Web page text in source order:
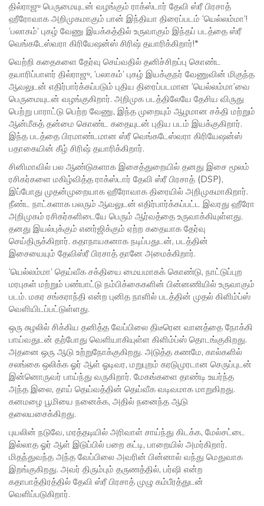
தில்ராஜு பெருமையுடன் வழங்கும் ராக்ஸ்டார் தேவி ஸ்ரீ பிரசாத்
ஹீரோவாக அறிமுகமாகும் பான் இந்தியா திரைப்படம் ‘யெல்லம்மா’!
‘பலாகம்’ புகழ் வேணு இயக்கத்தில் உருவாகும் இந்தப் படத்தை ஸ்ரீ
வெங்கடேஸ்வரா கிரியேஷன்ஸ் சிரிஷ் தயாரிக்கிறார்!*
வெற்றி கதைகளை தேர்வு செய்வதில் தனிச்சிறப்பு கொண்ட
தயாரிப்பாளர் தில்ராஜு, ‘பலாகம்’ புகழ் இயக்குநர் வேணுவின் மிகுந்த
ஆவலுடன் எதிர்பார்க்கப்படும் புதிய திரைப்படமான ‘யெல்லம்மா’வை
பெருமையுடன் வழங்குகிறார். அறிமுக படத்திலேயே தேசிய விருது
பெற்று பாராட்டு பெற்ற வேணு, இந்த முறையும் ஆழமான சக்தி மற்றும்
ஆன்மீகத் தன்மை கொண்ட கதையுடன் புதிய படம் இயக்குகிறார்.
இந்த படத்தை பிரமாண்டமான ஸ்ரீ வெங்கடேஸ்வரா கிரியேஷன்ஸ்
பதாகையின் கீழ் சிரிஷ் தயாரிக்கிறார்.
சினிமாவில் பல ஆண்டுகளாக இசைத்துறையில் தனது இசை மூலம்
ரசிகர்களை மகிழ்வித்த ராக்ஸ்டார் தேவி ஸ்ரீ பிரசாத் (DSP),
இப்போது முதன்முறையாக ஹீரோவாக திரையில் அறிமுகமாகிறார்.
நீண்ட நாட்களாக பலரும் ஆவலுடன் எதிர்பார்க்கப்பட்ட இவரது ஹீரோ
அறிமுகம் ரசிகர்களிடையே பெரும் ஆர்வத்தை உருவாக்கியுள்ளது.
தனது இயல்புக்கும் எனர்ஜிக்கும் ஏற்ற கதையாக தேர்வு
செய்திருக்கிறார். கதாநாயகனாக நடிப்பதுடன், படத்தின்
இசையையும் தேவிஸ்ரீ பிரசாத் தானே அமைக்கிறார்.
‘யெல்லம்மா’ தெய்வீக சக்தியை மையமாகக் கொண்டு, நாட்டுப்புற
மரபுகள் மற்றும் பண்பாட்டு நம்பிக்கைகளின் பின்னணியில் உருவாகும்
படம். மகர சங்கராந்தி என்ற புனித நாளில் படத்தின் முதல் கிளிம்ப்ஸ்
வெளியிடப்பட்டுள்ளது.
ஒரு சுழலில் சிக்கிய தனித்த வேப்பிலை திடீரென வானத்தை நோக்கி
பாய்வதுடன் தற்போது வெளியாகியுள்ள கிளிம்ப்ஸ் தொடங்குகிறது.
அதனை ஒரு ஆடு உற்றுநோக்குகிறது. அடுத்த கணமே, கால்களில்
சலங்கை ஒலிக்க ஓர் ஆள் ஓடிவர, மறுபுறம் கரடுமுரடான செருப்புடன்
இன்னொருவர் பாய்ந்து வருகிறார். மேகங்களை தாண்டி உயர்ந்த
அந்த இலை, தாய் தெய்வத்தின் தெய்வீக வடிவமாக மாறுகிறது.
கனமழை பூமியை நனைக்க, அதில் நனைந்த ஆடு
தலையசைக்கிறது.
புயலின் நடுவே, மரத்தடியில் அரிவாள் சாய்ந்து கிடக்க, மேல்சட்டை
இல்லாத ஓர் ஆள் இடுப்பில் பறை கட்டி, பாறையில் அமர்கிறார்.
மிதந்துவந்த அந்த வேப்பிலை அவரின் பின்னால் வந்து மெதுவாக
இறங்குகிறது. அவர் திரும்பும் தருணத்தில், பர்ஷி என்ற
கதாபாத்திரத்தில் தேவி ஸ்ரீ பிரசாத் முழு கம்பீரத்துடன்
வெளிப்படுகிறார்.